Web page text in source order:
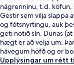
nágrenninu, t.d.
Gestir sem vilja slappa
og fótsnyrtingu, auk
geti notið sín. Dunas
hægt er að velja um.
hávegum höfð og er
annarra þæginda sem
Upplýsingar um rétt